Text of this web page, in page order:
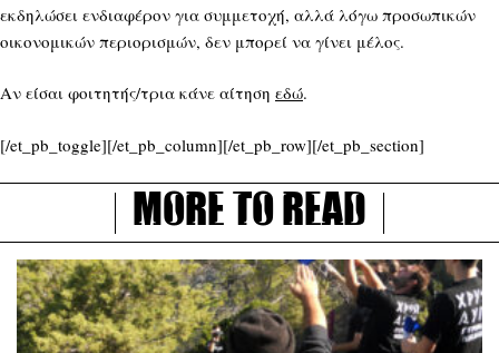
εκδηλώσει ενδιαφέρον για συμμετοχή, αλλά λόγω προσωπικών
οικονομικών περιορισμών, δεν μπορεί να γίνει μέλος.
Αν είσαι φοιτητής/τρια κάνε αίτηση εδώ.
[/et_pb_toggle][/et_pb_column][/et_pb_row][/et_pb_section]
More to read